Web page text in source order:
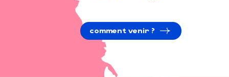
comment venir ?